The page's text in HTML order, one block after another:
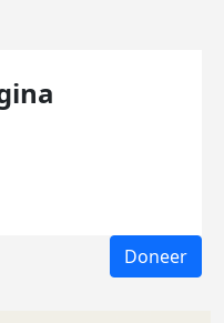
Doneer